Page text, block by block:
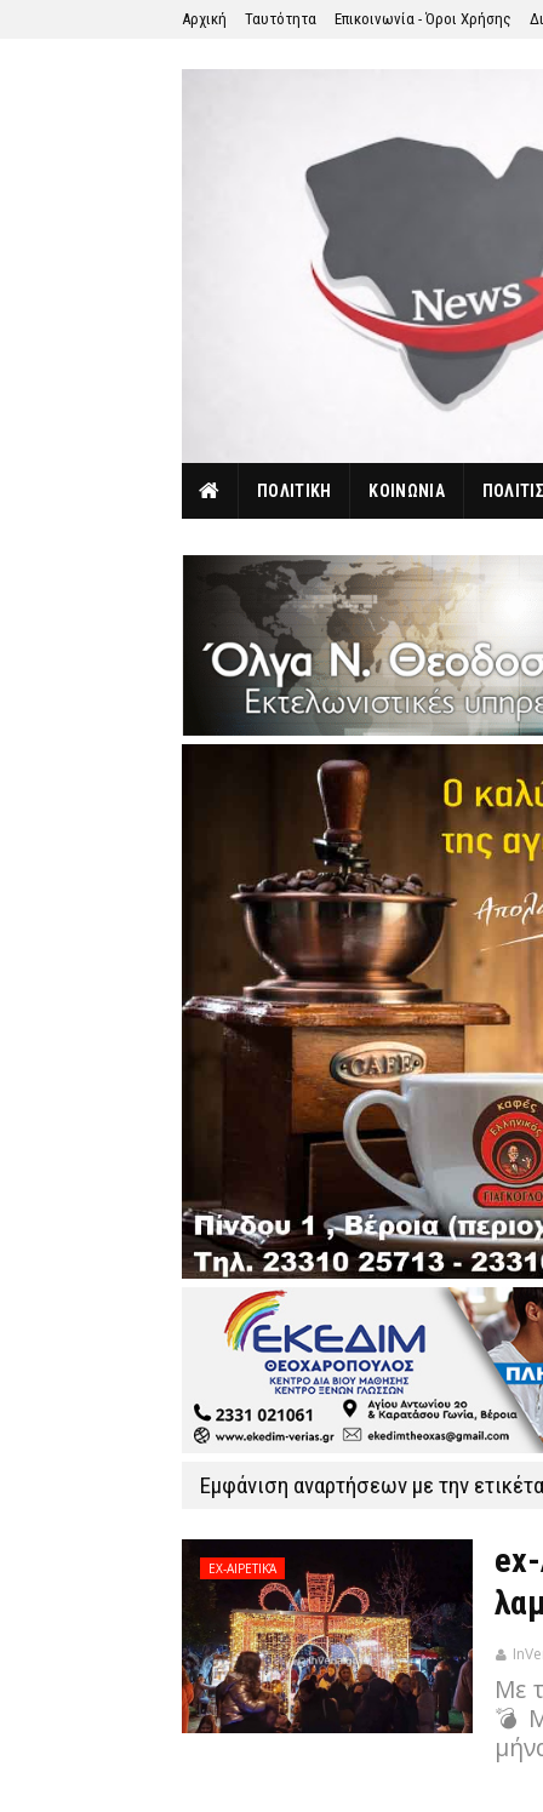
Αρχική Ταυτότητα Επικοινωνία - Όροι Χρήσης
ΠΟΛΙΤΙΚΗ ΚΟΙΝΩΝΙΑ
Εμφάνιση αναρτήσεων με την
EX-ΑΙΡΕΤΙΚΆ
Με
💣